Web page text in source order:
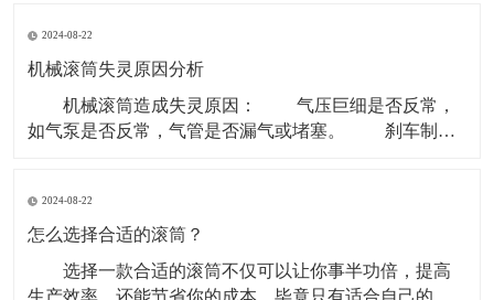
份，所以现在用于食品行业基本用PU型输送带。 材
质有PVC、聚乙烯、聚炳稀、PP、塑钢 ACE
2024-08-22
机械滚筒失灵原因分析
机械滚筒造成失灵原因： 气压巨细是否反常，
如气泵是否反常，气管是否漏气或堵塞。 刹车制动
锤张紧处上部个改向机械滚筒除应笔直于皮带长度方向
以外还应笔直于重力垂线，即确保其轴中心线水平。
2024-08-22
怎么选择合适的滚筒？
选择一款合适的滚筒不仅可以让你事半功倍，提高
生产效率，还能节省你的成本，毕竟只有适合自己的才